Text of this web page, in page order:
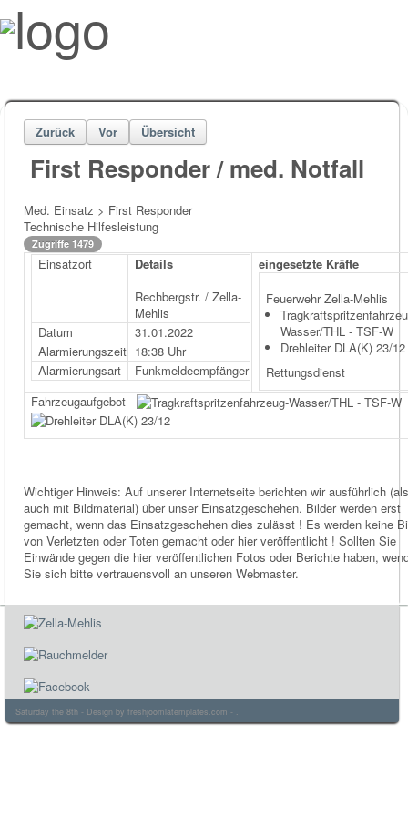
Zurück Vor Übersicht
First Responder / med. Notfall
Med. Einsatz > First Responder
Technische Hilfesleistung
Zugriffe 1479
Einsatzort
Details
Rechbergstr. / Zella-
Mehlis
Datum
31.01.2022
Alarmierungszeit 18:38 Uhr
Alarmierungsart
Funkmeldeempfänger
eingesetzte Kräfte
Feuerwehr Zella-Mehlis
Wasser/THL - TSF-W
Drehleiter DLA(K) 23/12
Rettungsdienst
Fahrzeugaufgebot
Wichtiger Hinweis: Auf unserer Internetseite berichten wir ausführlich
auch mit Bildmaterial) über unser Einsatzgeschehen. Bilder werden erst
gemacht, wenn das Einsatzgeschehen dies zulässt ! Es werden keine
von Verletzten oder Toten gemacht oder hier veröffentlicht ! Sollten Sie
Einwände gegen die hier veröffentlichen Fotos oder Berichte haben,
Sie sich bitte vertrauensvoll an unseren Webmaster.
Saturday the 8th - Design by freshjoomlatemplates.com - .